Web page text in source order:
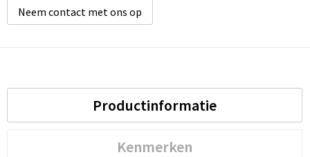
Neem contact met ons op
Productinformatie
Kenmerken